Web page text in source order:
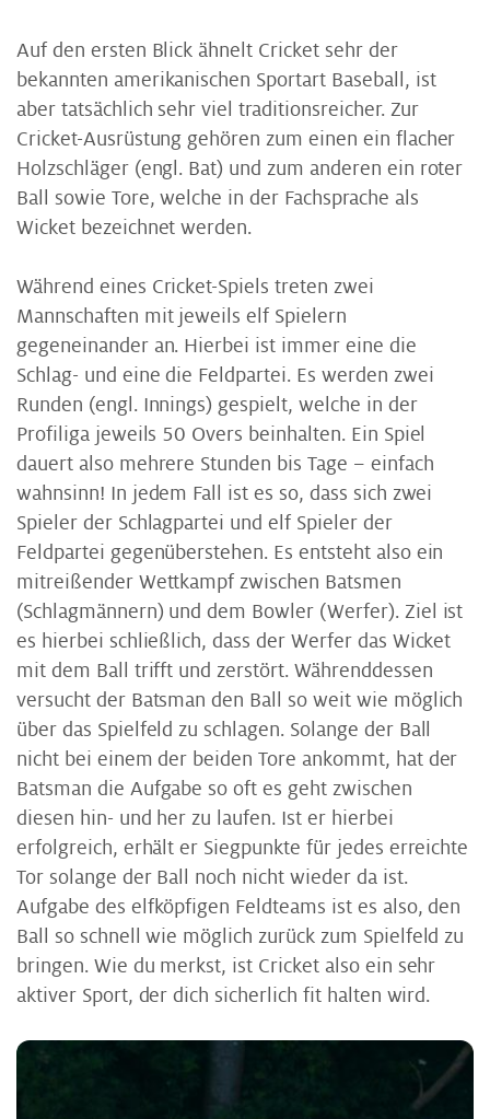
Auf den ersten Blick ähnelt Cricket sehr der
bekannten amerikanischen Sportart Baseball, ist
aber tatsächlich sehr viel traditionsreicher. Zur
Cricket-Ausrüstung gehören zum einen ein flacher
Holzschläger (engl. Bat) und zum anderen ein roter
Ball sowie Tore, welche in der Fachsprache als
Wicket bezeichnet werden.
Während eines Cricket-Spiels treten zwei
Mannschaften mit jeweils elf Spielern
gegeneinander an. Hierbei ist immer eine die
Schlag- und eine die Feldpartei. Es werden zwei
Runden (engl. Innings) gespielt, welche in der
Profiliga jeweils 50 Overs beinhalten. Ein Spiel
dauert also mehrere Stunden bis Tage – einfach
wahnsinn! In jedem Fall ist es so, dass sich zwei
Spieler der Schlagpartei und elf Spieler der
Feldpartei gegenüberstehen. Es entsteht also ein
mitreißender Wettkampf zwischen Batsmen
(Schlagmännern) und dem Bowler (Werfer). Ziel ist
es hierbei schließlich, dass der Werfer das Wicket
mit dem Ball trifft und zerstört. Währenddessen
versucht der Batsman den Ball so weit wie möglich
über das Spielfeld zu schlagen. Solange der Ball
nicht bei einem der beiden Tore ankommt, hat der
Batsman die Aufgabe so oft es geht zwischen
diesen hin- und her zu laufen. Ist er hierbei
erfolgreich, erhält er Siegpunkte für jedes erreichte
Tor solange der Ball noch nicht wieder da ist.
Aufgabe des elfköpfigen Feldteams ist es also, den
Ball so schnell wie möglich zurück zum Spielfeld zu
bringen. Wie du merkst, ist Cricket also ein sehr
aktiver Sport, der dich sicherlich fit halten wird.